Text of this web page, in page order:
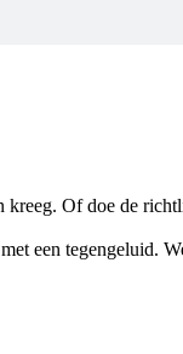
Of doe de
een tegengeluid.